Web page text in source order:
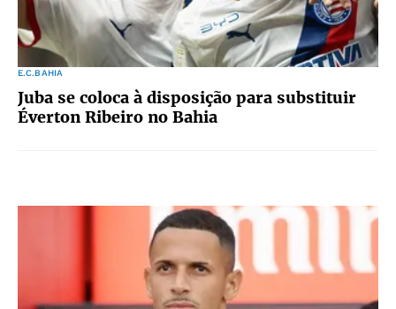
E.C.BAHIA
Juba se coloca à disposição para substituir
Éverton Ribeiro no Bahia